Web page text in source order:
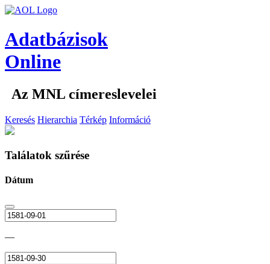
Adatbázisok
Online
Az MNL címereslevelei
Keresés Hierarchia Térkép Információ
Találatok szűrése
Dátum
—